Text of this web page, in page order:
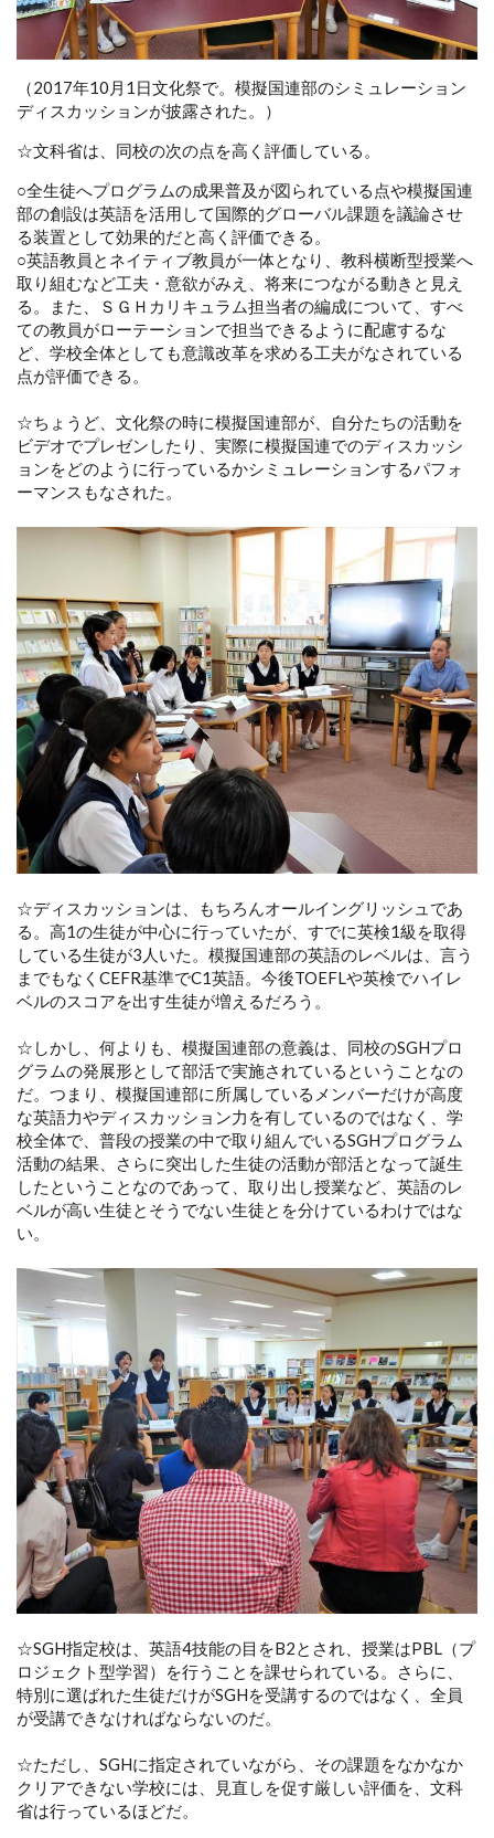
（2017年10月1日文化祭で。模擬国連部のシミュレーション
ディスカッションが披露された。）
☆文科省は、同校の次の点を高く評価している。
○全生徒へプログラムの成果普及が図られている点や模擬国連
部の創設は英語を活用して国際的グローバル課題を議論させ
る装置として効果的だと高く評価できる。
○英語教員とネイティブ教員が一体となり、教科横断型授業へ
取り組むなど工夫・意欲がみえ、将来につながる動きと見え
る。また、ＳＧＨカリキュラム担当者の編成について、すべ
ての教員がローテーションで担当できるように配慮するな
ど、学校全体としても意識改革を求める工夫がなされている
点が評価できる。
☆ちょうど、文化祭の時に模擬国連部が、自分たちの活動を
ビデオでプレゼンしたり、実際に模擬国連でのディスカッシ
ョンをどのように行っているかシミュレーションするパフォ
ーマンスもなされた。
☆ディスカッションは、もちろんオールイングリッシュであ
る。高1の生徒が中心に行っていたが、すでに英検1級を取得
している生徒が3人いた。模擬国連部の英語のレベルは、言う
までもなくCEFR基準でC1英語。今後TOEFLや英検でハイレ
ベルのスコアを出す生徒が増えるだろう。
☆しかし、何よりも、模擬国連部の意義は、同校のSGHプロ
グラムの発展形として部活で実施されているということなの
だ。つまり、模擬国連部に所属しているメンバーだけが高度
な英語力やディスカッション力を有しているのではなく、学
校全体で、普段の授業の中で取り組んでいるSGHプログラム
活動の結果、さらに突出した生徒の活動が部活となって誕生
したということなのであって、取り出し授業など、英語のレ
ベルが高い生徒とそうでない生徒とを分けているわけではな
い。
☆SGH指定校は、英語4技能の目をB2とされ、授業はPBL（プ
ロジェクト型学習）を行うことを課せられている。さらに、
特別に選ばれた生徒だけがSGHを受講するのではなく、全員
が受講できなければならないのだ。
☆ただし、SGHに指定されていながら、その課題をなかなか
クリアできない学校には、見直しを促す厳しい評価を、文科
省は行っているほどだ。